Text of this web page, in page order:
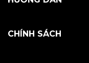
CHÍNH SÁCH